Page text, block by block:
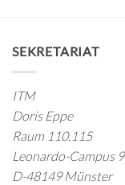
SEKRETARIAT
ITM
Doris Eppe
Raum 110.115
Leonardo-Campus 9
D-48149 Münster